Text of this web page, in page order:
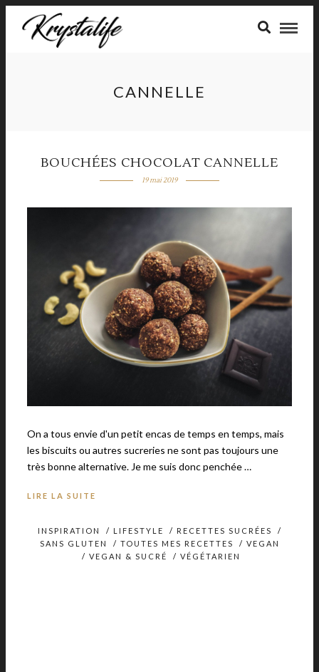
CANNELLE
BOUCHÉES CHOCOLAT CANNELLE
19 mai 2019
On a tous envie d'un petit encas de temps en temps, mais
les biscuits ou autres sucreries ne sont pas toujours une
très bonne alternative. Je me suis donc penchée …
LIRE LA SUITE
INSPIRATION / LIFESTYLE / RECETTES SUCRÉES
/
SANS GLUTEN
/ TOUTES MES RECETTES / VEGAN
/ VEGAN & SUCRÉ / VÉGÉTARIEN